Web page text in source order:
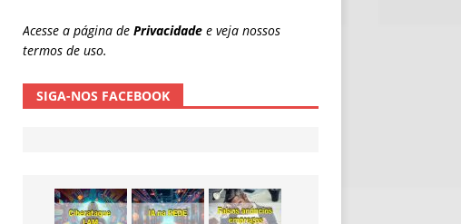
Acesse a página de Privacidade e veja nossos
termos de uso.
SIGA-NOS FACEBOOK